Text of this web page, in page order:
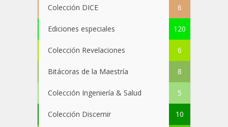
Colección DICE 6
Ediciones especiales 120
Colección Revelaciones 6
Bitácoras de la Maestría 8
Colección Ingeniería & Salud 5
Colección Discernir 10